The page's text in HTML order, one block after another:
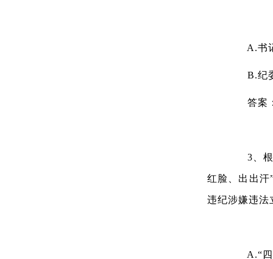
A.书
B.纪
答案
3、根据
红脸、出出汗
违纪涉嫌违法
A.“四